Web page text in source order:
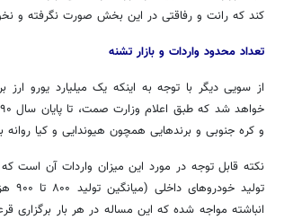
کند که رانت و رفاقتی در این بخش صورت نگرفته و
تعداد محدود واردات و بازار تشنه
از سویی دیگر با توجه به اینکه یک میلیارد یورو
خواهد شد که طبق اعلام وزارت صمت
و کره جنوبی و برندهایی همچون هیوندایی و کیا روانه
نکته قابل توجه در مورد این میزان واردات آن است
انباشته مواجه شده که این مساله در هر بار
روزنامه‌های ورزشی پنج‌شنبه ۱۵ مرداد ۱۴۰۵